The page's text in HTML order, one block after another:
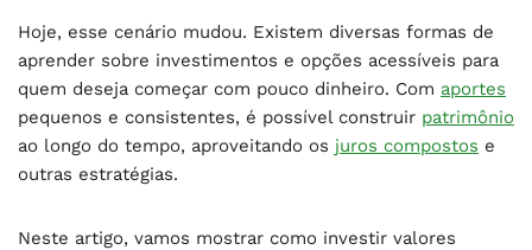
Hoje, esse cenário mudou. Existem diversas formas de
aprender sobre investimentos e opções acessíveis para
quem deseja começar com pouco dinheiro. Com aportes
pequenos e consistentes, é possível construir patrimônio
ao longo do tempo, aproveitando os juros compostos e
outras estratégias.
Neste artigo, vamos mostrar como investir valores